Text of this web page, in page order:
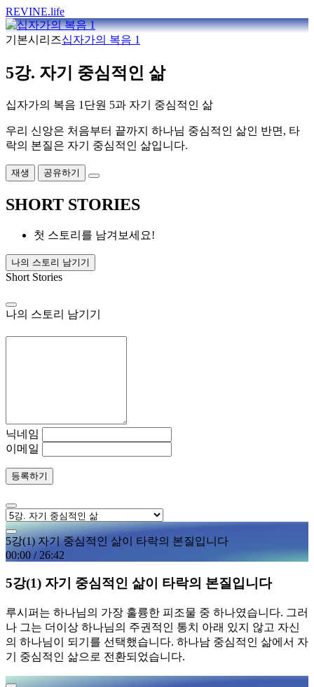
REVINE.life
기본시리즈십자가의 복음 1
5강. 자기 중심적인 삶
십자가의 복음 1단원 5과 자기 중심적인 삶
우리 신앙은 처음부터 끝까지 하나님 중심적인 삶인 반면, 타
락의 본질은 자기 중심적인 삶입니다.
재생 공유하기
SHORT STORIES
첫 스토리를 남겨보세요!
나의 스토리 남기기
Short Stories
나의 스토리 남기기
닉네임
이메일
등록하기
5강(1) 자기 중심적인 삶이 타락의 본질입니다
00:00 / 26:42
5강(1) 자기 중심적인 삶이 타락의 본질입니다
루시퍼는 하나님의 가장 훌륭한 피조물 중 하나였습니다. 그러
나 그는 더이상 하나님의 주권적인 통치 아래 있지 않고 자신
의 하나님이 되기를 선택했습니다. 하나남 중심적인 삶에서 자
기 중심적인 삶으로 전환되었습니다.